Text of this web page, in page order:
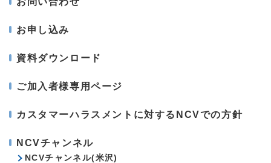
お申し込み
資料ダウンロード
ご加入者様専用ページ
カスタマーハラスメントに対するNCVでの方針
NCVチャンネル
NCVチャンネル(米沢)